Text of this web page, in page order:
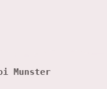
Munster